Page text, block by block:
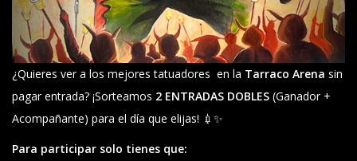
¿Quieres ver a los mejores tatuadores en la Tarraco Arena sin
pagar entrada? ¡Sorteamos 2 ENTRADAS DOBLES (Ganador +
Acompañante) para el día que elijas! 💉✨
Para participar solo tienes que: